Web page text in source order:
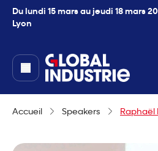
Du lundi 15 mars au jeudi 18 mars
Lyon
page.home
Accueil Speakers Raphaël